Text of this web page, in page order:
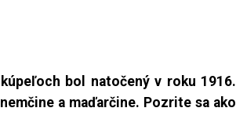
bol natočený v roku 1916.
a maďarčine. Pozrite sa ako